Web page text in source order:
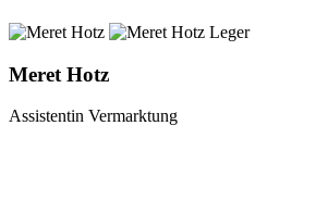
Meret Hotz
Assistentin Vermarktung